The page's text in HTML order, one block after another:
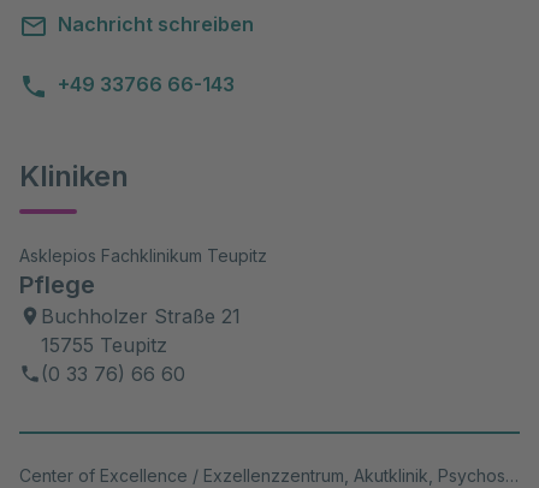
Nachricht schreiben
+49 33766 66-143
Kliniken
Asklepios Fachklinikum Teupitz
Pflege
Buchholzer Straße 21
15755 Teupitz
(0 33 76) 66 60
Center of Excellence / Exzellenzzentrum, Akutklinik, Psychosomatik/Psychiatrie, Akad. Lehrkrankenhaus, Wiss. Aktivitäten